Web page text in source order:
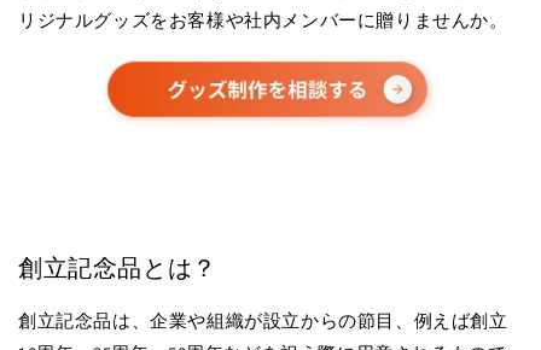
リジナルグッズをお客様や社内メンバーに贈りませんか。
創立記念品とは？
創立記念品は、企業や組織が設立からの節目、例えば創立